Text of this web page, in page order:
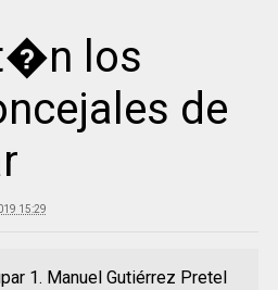
los
de
15:29
1. Manuel Gutiérrez Pretel